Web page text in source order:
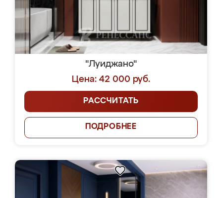
"Луиджано"
Цена: 42 000 руб.
РАССЧИТАТЬ
ПОДРОБНЕЕ